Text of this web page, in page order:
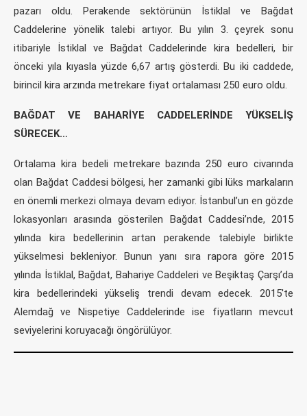
pazarı oldu. Perakende sektörünün İstiklal ve Bağdat
Caddelerine yönelik talebi artıyor. Bu yılın 3. çeyrek sonu
itibariyle İstiklal ve Bağdat Caddelerinde kira bedelleri, bir
önceki yıla kıyasla yüzde 6,67 artış gösterdi. Bu iki caddede,
birincil kira arzında metrekare fiyat ortalaması 250 euro oldu.
BAĞDAT VE BAHARİYE CADDELERİNDE YÜKSELİŞ
SÜRECEK…
Ortalama kira bedeli metrekare bazında 250 euro civarında
olan Bağdat Caddesi bölgesi, her zamanki gibi lüks markaların
en önemli merkezi olmaya devam ediyor. İstanbul’un en gözde
lokasyonları arasında gösterilen Bağdat Caddesi’nde, 2015
yılında kira bedellerinin artan perakende talebiyle birlikte
yükselmesi bekleniyor. Bunun yanı sıra rapora göre 2015
yılında İstiklal, Bağdat, Bahariye Caddeleri ve Beşiktaş Çarşı’da
kira bedellerindeki yükseliş trendi devam edecek. 2015′te
Alemdağ ve Nispetiye Caddelerinde ise fiyatların mevcut
seviyelerini koruyacağı öngörülüyor.